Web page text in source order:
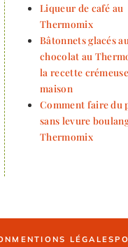
Liqueur de café au
Thermomix
Bâtonnets glacés au
chocolat au
la recette crémeuse
maison
Comment faire du
sans levure
Thermomix
MENTIONS LÉGALES